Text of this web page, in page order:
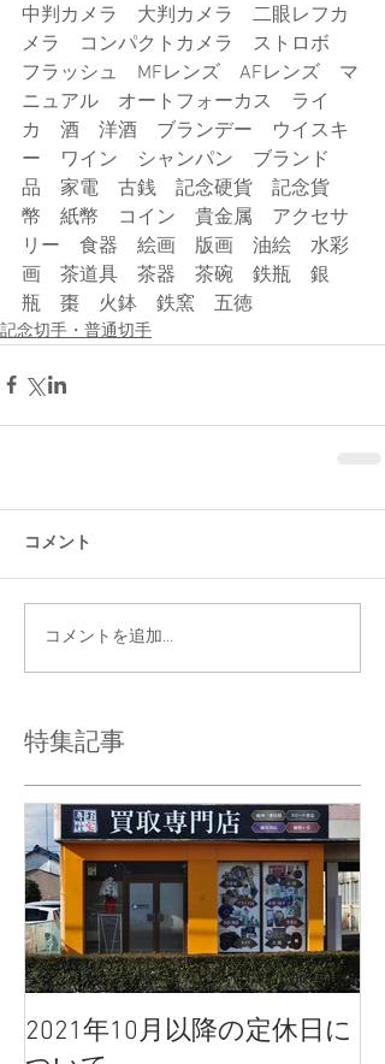
中判カメラ　大判カメラ　二眼レフカ
メラ　コンパクトカメラ　ストロボ
フラッシュ　MFレンズ　AFレンズ　マ
ニュアル　オートフォーカス　ライ
カ　酒　洋酒　ブランデー　ウイスキ
ー　ワイン　シャンパン　ブランド
品　家電　古銭　記念硬貨　記念貨
幣　紙幣　コイン　貴金属　アクセサ
リー　食器　絵画　版画　油絵　水彩
画　茶道具　茶器　茶碗　鉄瓶　銀
瓶　棗　火鉢　鉄窯　五徳
記念切手・普通切手
コメント
コメントを追加…
特集記事
2021年10月以降の定休日に